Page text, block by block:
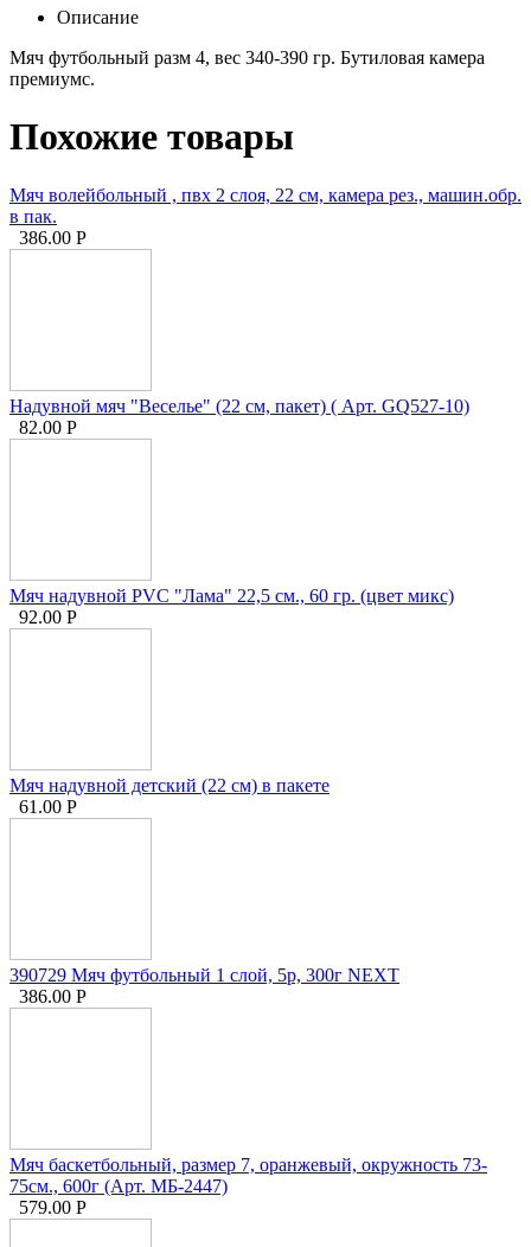
Описание
Мяч футбольный разм 4, вес 340-390 гр. Бутиловая камера
премиумс.
Похожие товары
Мяч волейбольный , пвх 2 слоя, 22 см, камера рез., машин.обр.
в пак.
386.00 Р
Надувной мяч "Веселье" (22 см, пакет) ( Арт. GQ527-10)
82.00 Р
Мяч надувной PVC "Лама" 22,5 см., 60 гр. (цвет микс)
92.00 Р
Мяч надувной детский (22 см) в пакете
61.00 Р
390729 Мяч футбольный 1 слой, 5р, 300г NEXT
386.00 Р
Мяч баскетбольный, размер 7, оранжевый, окружность 73-
75см., 600г (Арт. МБ-2447)
579.00 Р